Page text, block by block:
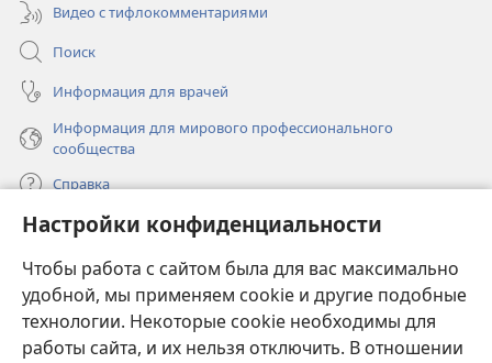
Настройки конфиденциальности
Чтобы работа с сайтом была для вас максимально
удобной, мы применяем cookie и другие подобные
технологии. Некоторые cookie необходимы для
работы сайта, и их нельзя отключить. В отношении
Видео с тифлокомментариями
Поиск
Информация для врачей
Информация для мирового профессионального
сообщества
Справка
Пожертвования
в
новом
окне)
ОНЛАЙН-БИБЛИОТЕКА Сторожевой башни
(открывается
новомJW Hub®